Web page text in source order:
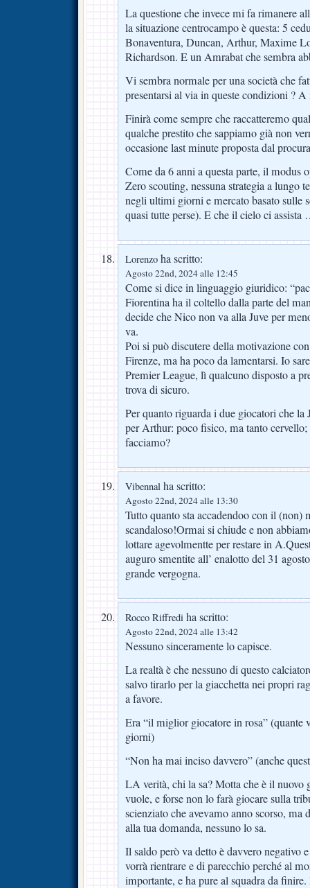
La questione che invece mi fa rimanere
la situazione centrocampo è questa: 5
Bonaventura, Duncan, Arthur, Maxime
Richardson. E un Amrabat che sembra
Vi sembra normale per una società che
presentarsi al via in queste condizioni ?
Finirà come sempre che raccatteremo
qualche prestito che sappiamo già non
occasione last minute proposta dal
Come da 6 anni a questa parte, il modus
Zero scouting, nessuna strategia a lungo
negli ultimi giorni e mercato basato sulle
quasi tutte perse). E che il cielo ci assista
Lorenzo ha scritto:
Agosto 22nd, 2024 alle 12:45
Come si dice in linguaggio giuridico:
Fiorentina ha il coltello dalla parte del
decide che Nico non va alla Juve per
va.
Poi si può discutere della motivazione
Firenze, ma ha poco da lamentarsi. Io
Premier League, lì qualcuno disposto a
trova di sicuro.
Per quanto riguarda i due giocatori che la
per Arthur: poco fisico, ma tanto
facciamo?
Vibennal ha scritto:
Agosto 22nd, 2024 alle 13:30
Tutto quanto sta accadendoo con il (non)
scandaloso!Ormai si chiude e non
lottare agevolmentte per restare in
auguro smentite all’ enalotto del 31
grande vergogna.
Rocco Riffredi ha scritto:
Agosto 22nd, 2024 alle 13:42
Nessuno sinceramente lo capisce.
La realtà è che nessuno di questo
salvo tirarlo per la giacchetta nei propri
a favore.
Era “il miglior giocatore in rosa” (quante
giorni)
“Non ha mai inciso davvero” (anche
LA verità, chi la sa? Motta che è il nuovo
vuole, e forse non lo farà giocare sulla
scienziato che avevamo anno scorso, ma
alla tua domanda, nessuno lo sa.
Il saldo però va detto è davvero negativo
vorrà rientrare e di parecchio perché al
importante, e ha pure al squadra da